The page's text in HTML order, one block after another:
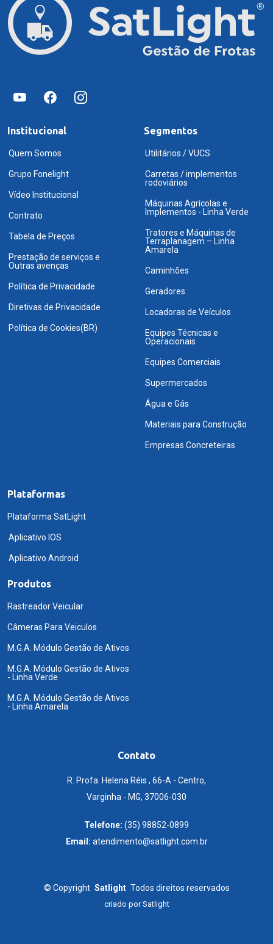
Institucional
Quem Somos
Grupo Fonelight
Vídeo Institucional
Contrato
Tabela de Preços
Prestação de serviços e
Outras avenças
Política de Privacidade
Diretivas de Privacidade
Política de Cookies(BR)
Segmentos
Utilitários / VUCS
Carretas / implementos
rodoviários
Máquinas Agrícolas e
Implementos - Linha Verde
Tratores e Máquinas de
Terraplanagem – Linha
Amarela
Caminhões
Geradores
Locadoras de Veículos
Equipes Técnicas e
Operacionais
Equipes Comerciais
Supermercados
Água e Gás
Materiais para Construção
Empresas Concreteiras
Plataformas
Plataforma SatLight
Aplicativo IOS
Aplicativo Android
Produtos
Rastreador Veicular
Câmeras Para Veiculos
M.G.A. Módulo Gestão de Ativos
M.G.A. Módulo Gestão de Ativos
- Linha Verde
M.G.A. Módulo Gestão de Ativos
- Linha Amarela
Contato
R. Profa. Helena Réis , 66-A - Centro,
Varginha - MG, 37006-030
Telefone: (35) 98852-0899
Email: atendimento@satlight.com.br
© Copyright Satlight Todos direitos reservados
criado porSatlight